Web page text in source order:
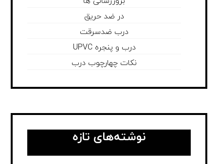
در ضد حریق
درب ضدسرقت
درب و پنجره UPVC
نکات چهارچوب درب
نوشته‌های تازه